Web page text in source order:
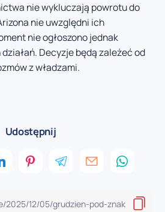
nie wykluczają powrotu do
nie uwzględni ich
nie ogłoszono jednak
Decyzje będą zależeć od
z władzami.
Udostępnij